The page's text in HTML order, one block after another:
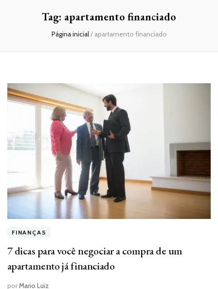
Tag: apartamento financiado
Página inicial/ apartamento financiado
FINANÇAS
7 dicas para você negociar a compra de um
apartamento já financiado
porMario Luiz